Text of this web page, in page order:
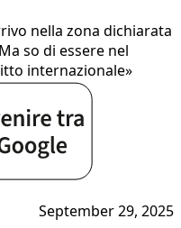
nella zona dichiarata
so di essere nel
internazionale»
September 29, 2025